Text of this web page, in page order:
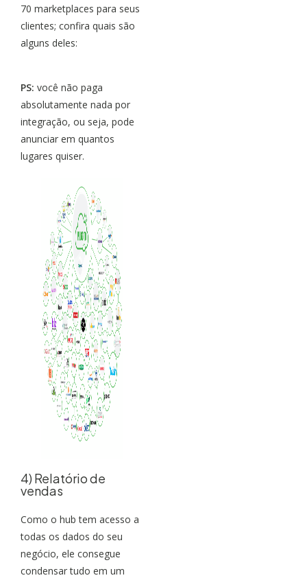
70 marketplaces para seus
clientes; confira quais são
alguns deles:
PS: você não paga
absolutamente nada por
integração, ou seja, pode
anunciar em quantos
lugares quiser.
4) Relatório de
vendas
Como o hub tem acesso a
todas os dados do seu
negócio, ele consegue
condensar tudo em um